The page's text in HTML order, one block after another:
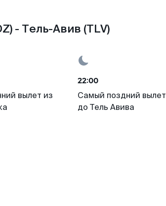
- Тель-Авив (TLV)
вылет из
22:00
Самый поздний вылет
до Тель Авива